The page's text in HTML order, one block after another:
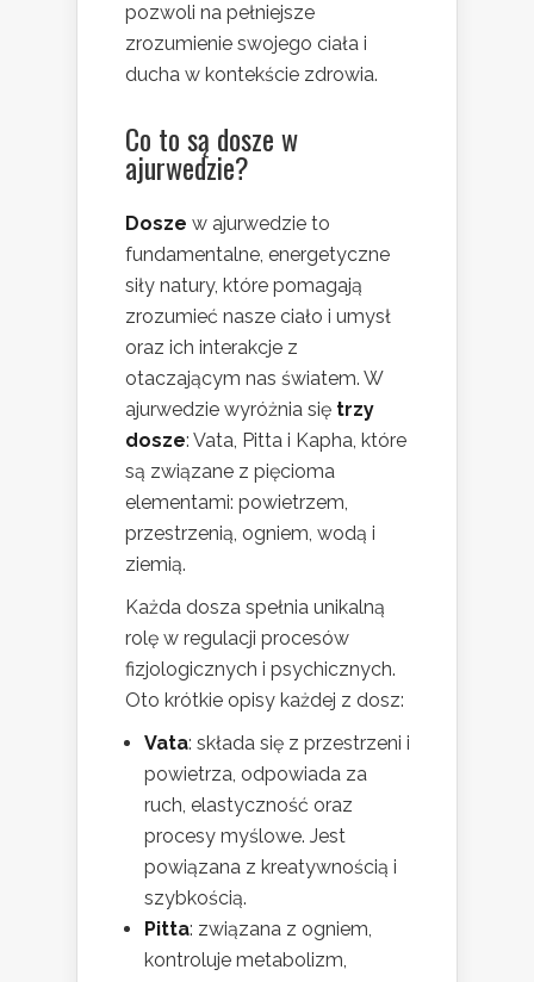
pozwoli na pełniejsze
zrozumienie swojego ciała i
ducha w kontekście zdrowia.
Co to są dosze w
ajurwedzie?
Dosze w ajurwedzie to
fundamentalne, energetyczne
siły natury, które pomagają
zrozumieć nasze ciało i umysł
oraz ich interakcje z
otaczającym nas światem. W
ajurwedzie wyróżnia się trzy
dosze: Vata, Pitta i Kapha, które
są związane z pięcioma
elementami: powietrzem,
przestrzenią, ogniem, wodą i
ziemią.
Każda dosza spełnia unikalną
rolę w regulacji procesów
fizjologicznych i psychicznych.
Oto krótkie opisy każdej z dosz:
Vata: składa się z przestrzeni i
powietrza, odpowiada za
ruch, elastyczność oraz
procesy myślowe. Jest
powiązana z kreatywnością i
szybkością.
Pitta: związana z ogniem,
kontroluje metabolizm,